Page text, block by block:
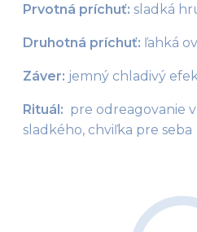
Prvotná príchuť: sladká
Druhotná príchuť: ľahká
Záver: jemný chladivý
Rituál: pre odreagovanie v
sladkého, chviľka pre seba